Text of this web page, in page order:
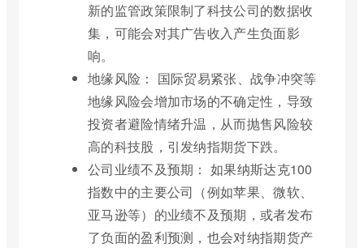
新的监管政策限制了科技公司的数据收
集，可能会对其广告收入产生负面影
响。
地缘风险： 国际贸易紧张、战争冲突等
地缘风险会增加市场的不确定性，导致
投资者避险情绪升温，从而抛售风险较
高的科技股，引发纳指期货下跌。
公司业绩不及预期： 如果纳斯达克100
指数中的主要公司（例如苹果、微软、
亚马逊等）的业绩不及预期，或者发布
了负面的盈利预测，也会对纳指期货产